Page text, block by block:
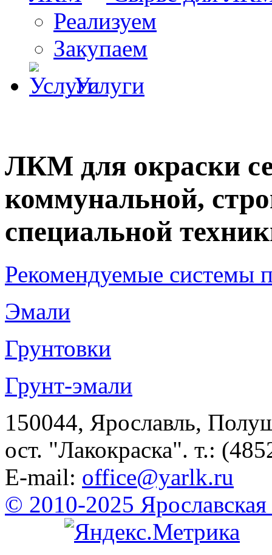
Реализуем
Закупаем
Услуги
ЛКМ для окраски
коммунальной,
специальной
Рекомендуемые системы
Эмали
Грунтовки
Грунт-эмали
150044, Ярославль,
ост. "Лакокраска". т.:
E-mail: office@yarlk.ru
© 2010-2025